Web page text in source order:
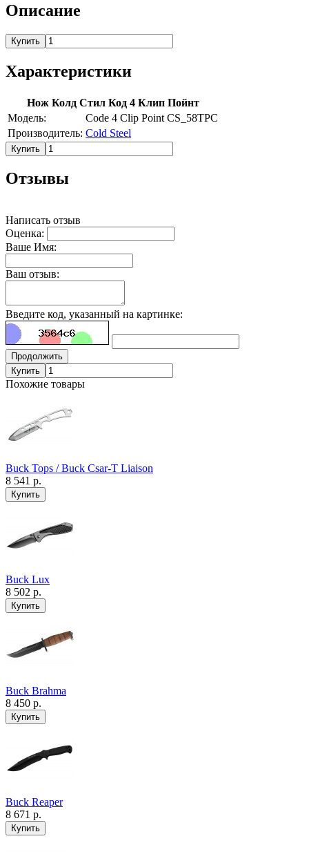
Описание
Купить
Характеристики
Нож Колд Стил Код 4 Клип Пойнт
Модель:
Code 4 Clip Point CS_58TPC
Производитель: Cold Steel
Купить
Отзывы
Написать отзыв
Оценка:
Ваше Имя:
Ваш отзыв:
Введите код, указанный на картинке:
Продолжить
Купить
Похожие товары
Buck Tops / Buck Csar-T Liaison
8 541 р.
Buck Lux
8 502 р.
Buck Brahma
8 450 р.
Buck Reaper
8 671 р.